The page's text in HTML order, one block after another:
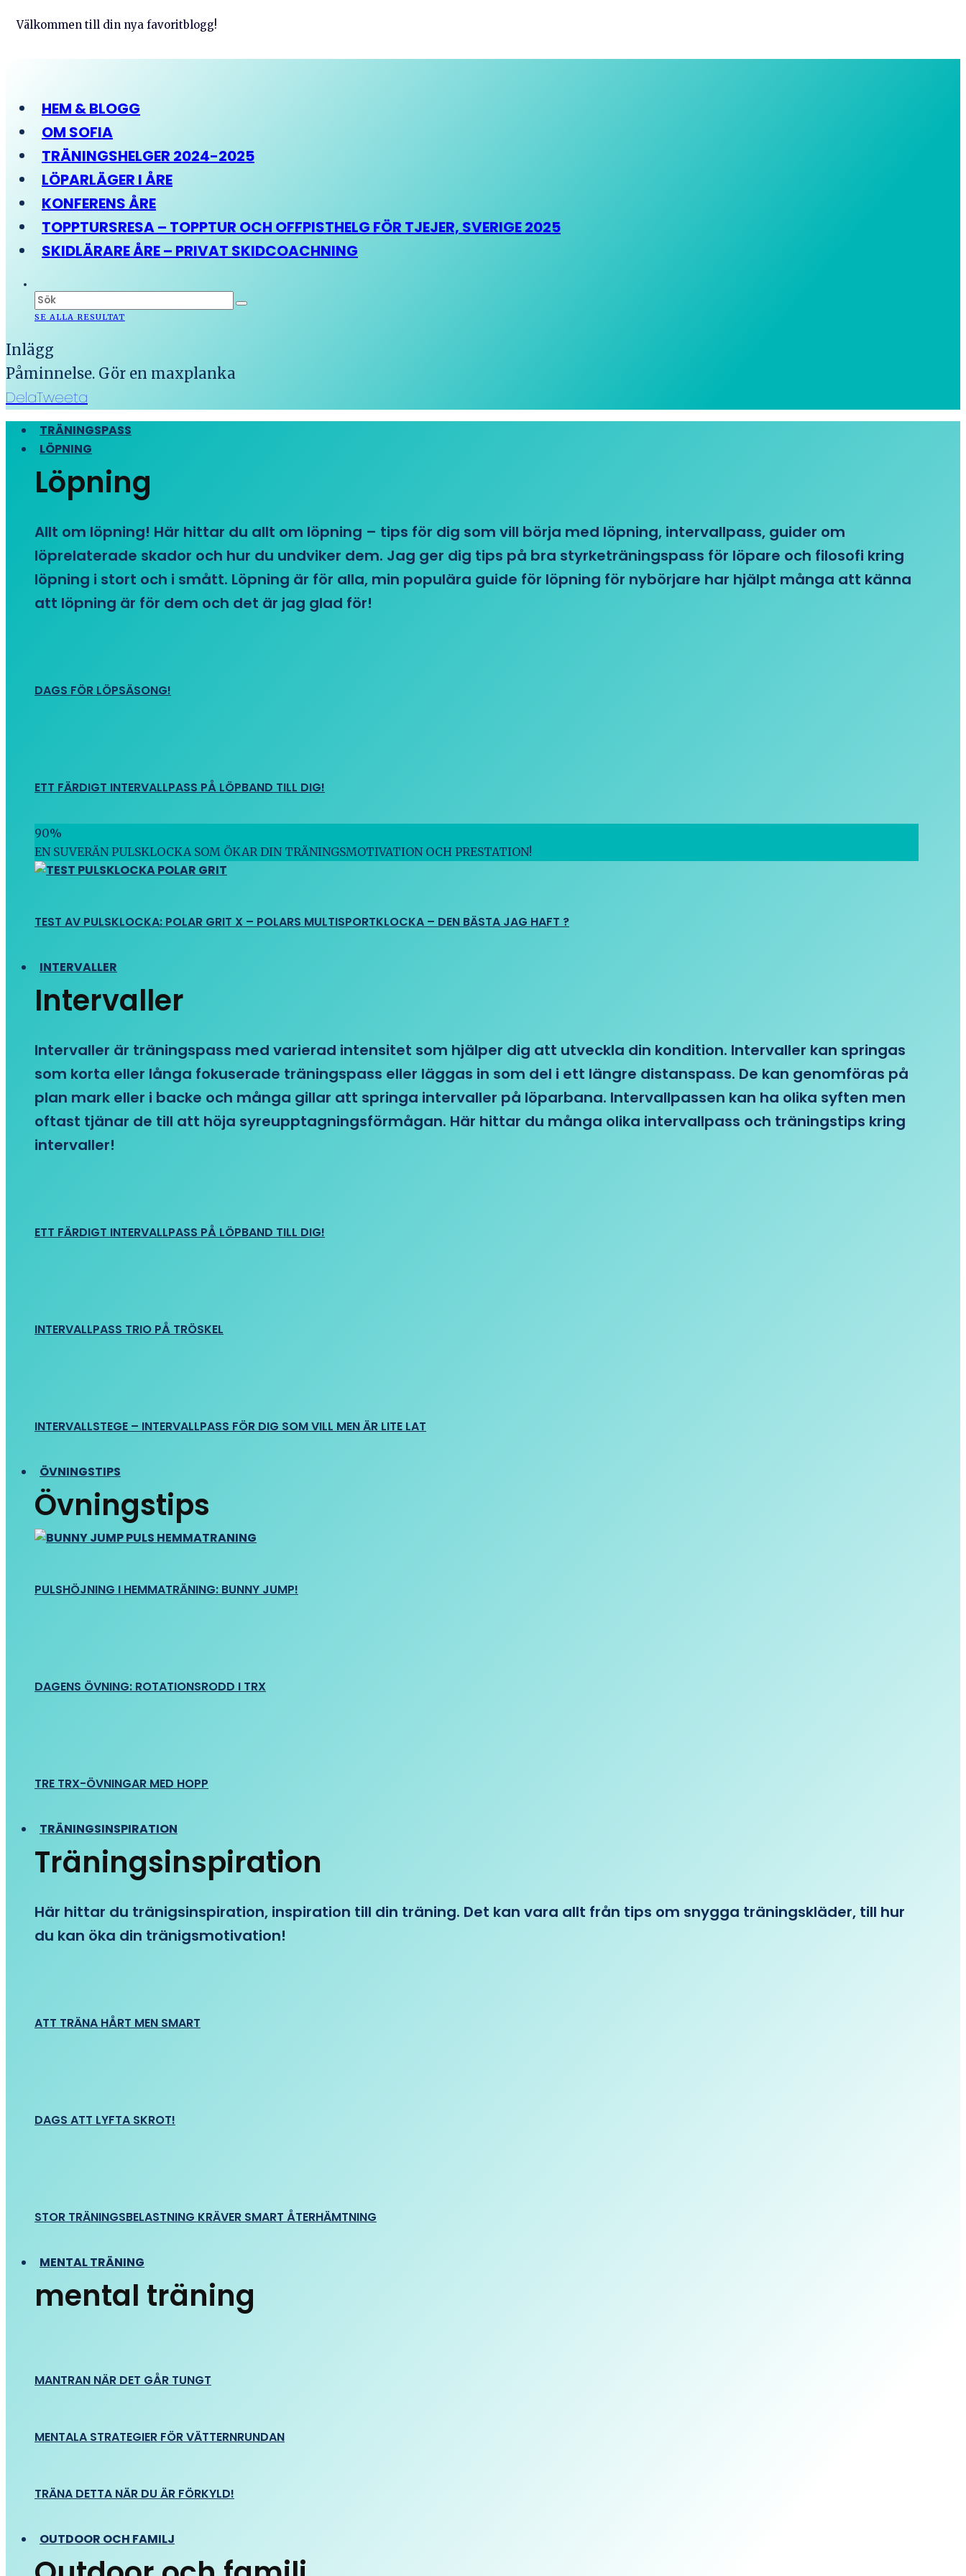
Välkommen till din nya favoritblogg!
HEM & BLOGG
OM SOFIA
TRÄNINGSHELGER 2024-2025
LÖPARLÄGER I ÅRE
KONFERENS ÅRE
TOPPTURSRESA – TOPPTUR OCH OFFPISTHELG FÖR TJEJER, SVERIGE 2025
SKIDLÄRARE ÅRE – PRIVAT SKIDCOACHNING
SE ALLA RESULTAT
Inlägg
Påminnelse. Gör en maxplanka
DelaTweeta
TRÄNINGSPASS
LÖPNING
Löpning
Allt om löpning! Här hittar du allt om löpning – tips för dig som vill börja med löpning, intervallpass, guider om
löprelaterade skador och hur du undviker dem. Jag ger dig tips på bra styrketräningspass för löpare och filosofi kring
löpning i stort och i smått. Löpning är för alla, min populära guide för löpning för nybörjare har hjälpt många att känna
att löpning är för dem och det är jag glad för!
DAGS FÖR LÖPSÄSONG!
ETT FÄRDIGT INTERVALLPASS PÅ LÖPBAND TILL DIG!
90%
EN SUVERÄN PULSKLOCKA SOM ÖKAR DIN TRÄNINGSMOTIVATION OCH PRESTATION!
TEST AV PULSKLOCKA: POLAR GRIT X – POLARS MULTISPORTKLOCKA – DEN BÄSTA JAG HAFT ?
INTERVALLER
Intervaller
Intervaller är träningspass med varierad intensitet som hjälper dig att utveckla din kondition. Intervaller kan springas
som korta eller långa fokuserade träningspass eller läggas in som del i ett längre distanspass. De kan genomföras på
plan mark eller i backe och många gillar att springa intervaller på löparbana. Intervallpassen kan ha olika syften men
oftast tjänar de till att höja syreupptagningsförmågan. Här hittar du många olika intervallpass och träningstips kring
intervaller!
ETT FÄRDIGT INTERVALLPASS PÅ LÖPBAND TILL DIG!
INTERVALLPASS TRIO PÅ TRÖSKEL
INTERVALLSTEGE – INTERVALLPASS FÖR DIG SOM VILL MEN ÄR LITE LAT
ÖVNINGSTIPS
Övningstips
PULSHÖJNING I HEMMATRÄNING: BUNNY JUMP!
DAGENS ÖVNING: ROTATIONSRODD I TRX
TRE TRX-ÖVNINGAR MED HOPP
TRÄNINGSINSPIRATION
Träningsinspiration
Här hittar du tränigsinspiration, inspiration till din träning. Det kan vara allt från tips om snygga träningskläder, till hur
du kan öka din tränigsmotivation!
ATT TRÄNA HÅRT MEN SMART
DAGS ATT LYFTA SKROT!
STOR TRÄNINGSBELASTNING KRÄVER SMART ÅTERHÄMTNING
MENTAL TRÄNING
mental träning
MANTRAN NÄR DET GÅR TUNGT
MENTALA STRATEGIER FÖR VÄTTERNRUNDAN
TRÄNA DETTA NÄR DU ÄR FÖRKYLD!
OUTDOOR OCH FAMILJ